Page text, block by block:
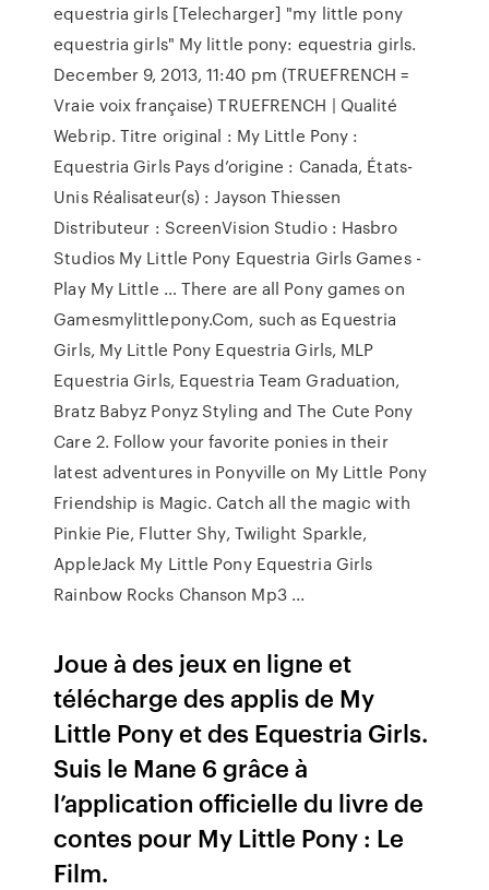
equestria girls [Telecharger] "my little pony
equestria girls" My little pony: equestria girls.
December 9, 2013, 11:40 pm (TRUEFRENCH =
Vraie voix française) TRUEFRENCH | Qualité
Webrip. Titre original : My Little Pony :
Equestria Girls Pays d’origine : Canada, États-
Unis Réalisateur(s) : Jayson Thiessen
Distributeur : ScreenVision Studio : Hasbro
Studios My Little Pony Equestria Girls Games -
Play My Little … There are all Pony games on
Gamesmylittlepony.Com, such as Equestria
Girls, My Little Pony Equestria Girls, MLP
Equestria Girls, Equestria Team Graduation,
Bratz Babyz Ponyz Styling and The Cute Pony
Care 2. Follow your favorite ponies in their
latest adventures in Ponyville on My Little Pony
Friendship is Magic. Catch all the magic with
Pinkie Pie, Flutter Shy, Twilight Sparkle,
AppleJack My Little Pony Equestria Girls
Rainbow Rocks Chanson Mp3 ...
Joue à des jeux en ligne et
télécharge des applis de My
Little Pony et des Equestria Girls.
Suis le Mane 6 grâce à
l’application officielle du livre de
contes pour My Little Pony : Le
Film.